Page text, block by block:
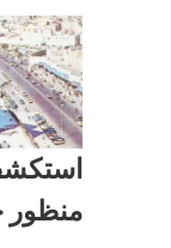
منظور